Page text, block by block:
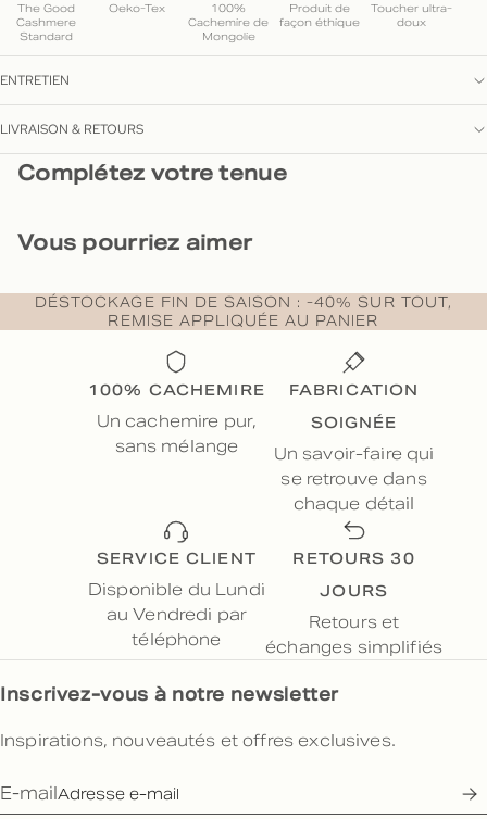
The Good
Cashmere
Standard
Oeko-Tex
100%
Cachemire de
Mongolie
Produit de
façon éthique
Toucher ultra-
doux
ENTRETIEN
LIVRAISON & RETOURS
Complétez votre tenue
Vous pourriez aimer
DÉSTOCKAGE FIN DE SAISON : -40% SUR TOUT,
REMISE APPLIQUÉE AU PANIER
100% CACHEMIRE
Un cachemire pur,
sans mélange
FABRICATION
SOIGNÉE
Un savoir-faire qui
se retrouve dans
chaque détail
SERVICE CLIENT
Disponible du Lundi
au Vendredi par
téléphone
RETOURS 30
JOURS
Retours et
échanges simplifiés
Inscrivez-vous à notre newsletter
Inspirations, nouveautés et offres exclusives.
E-mail